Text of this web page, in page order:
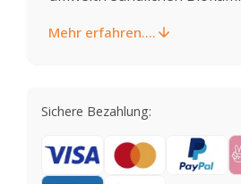
Mehr erfahren....
Sichere Bezahlung: